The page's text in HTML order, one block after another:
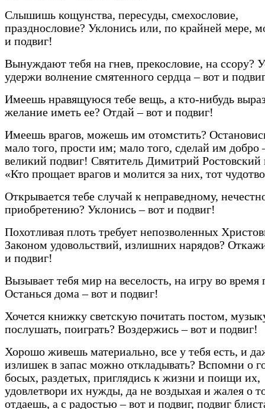
Слышишь кощунства, пересуды, смехословие,
празднословие? Уклонись или, по крайней мере,
и подвиг!
Вынуждают тебя на гнев, прекословие, на ссору?
удержи волнение смятенного сердца – вот и
Имеешь нравящуюся тебе вещь, а кто-нибудь
желание иметь ее? Отдай – вот и подвиг!
Имеешь врагов, можешь им отомстить?
мало того, прости им; мало того, сделай им добро
великий подвиг! Святитель Димитрий Ростовский
«Кто прощает врагов и молится за них, тот
Открывается тебе случай к неправедному,
приобретению? Уклонись – вот и подвиг!
Похотливая плоть требует непозволенных
Законом удовольствий, излишних нарядов?
и подвиг!
Вызывает тебя мир на веселость, на игру во время
Останься дома – вот и подвиг!
Хочется книжку светскую почитать постом,
послушать, поиграть? Воздержись – вот и подвиг!
Хорошо живешь материально, все у тебя есть, и
излишек в запас можно откладывать? Вспомни о
босых, раздетых, приглядись к жизни и поищи их,
удовлетвори их нужды, да не воздыхая и жалея о
отдаешь, а с радостью – вот и подвиг, подвиг